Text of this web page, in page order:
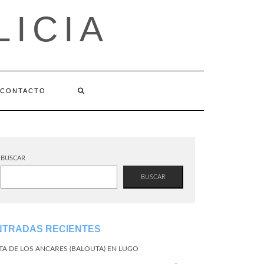
CONTACTO
BUSCAR
BUSCAR
RECIENTES
DE LOS ANCARES (BALOUTA) EN LUGO